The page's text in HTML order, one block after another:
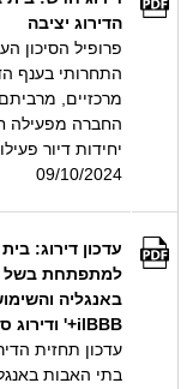
הדירוג יציבה
פרופיל הסיכון
התחרותי בענף
יחידות דיור
09/10/2024
עדכון דירוג:
למתפתחת בשל
באנגליה
ilBBB+' ודירוג סדרות האג"ח 'ilA'
עדכון תחזית
בתי האבות